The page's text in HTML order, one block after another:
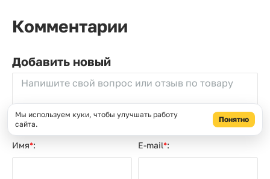
Комментарии
Не заполнять
Добавить новый
Имя*: E-mail*:
Мы используем куки, чтобы улучшать работу
сайта.
Понятно